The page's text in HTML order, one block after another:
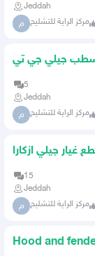
Jeddah
م مركز الراية للتشليح
جيلي جي تي
5
Jeddah
م مركز الراية للتشليح
15
Jeddah
م مركز الراية للتشليح
Hood and